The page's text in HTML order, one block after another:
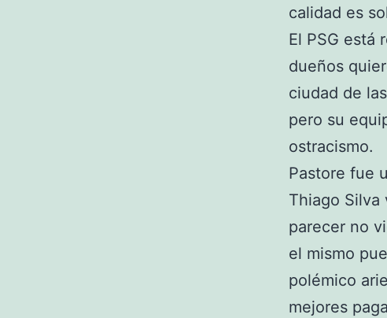
calidad es
El PSG está
dueños
ciudad de
pero su
ostracismo.
Pastore fue
Thiago Silva
parecer no
el mismo
polémico
mejores